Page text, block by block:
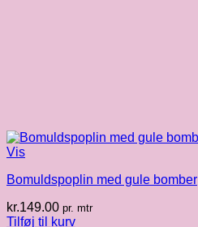
Vis
Bomuldspoplin med gule bomber
kr.149.00 pr. mtr
Tilføj til kurv